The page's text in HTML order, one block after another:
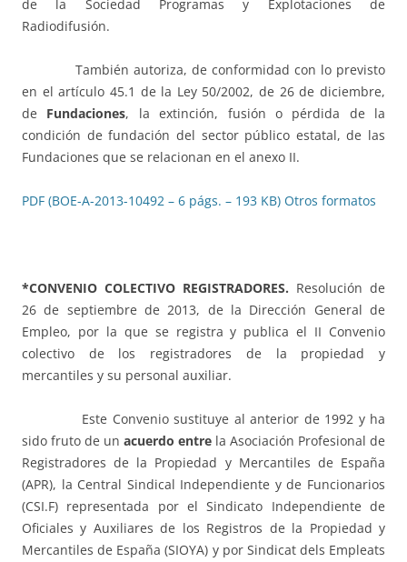
de la Sociedad Programas y Explotaciones de
Radiodifusión.
También autoriza, de conformidad con lo previsto
en el artículo 45.1 de la Ley 50/2002, de 26 de diciembre,
de Fundaciones, la extinción, fusión o pérdida de la
condición de fundación del sector público estatal, de las
Fundaciones que se relacionan en el anexo II.
PDF (BOE-A-2013-10492 – 6 págs. – 193 KB) Otros formatos
*CONVENIO COLECTIVO REGISTRADORES. Resolución de
26 de septiembre de 2013, de la Dirección General de
Empleo, por la que se registra y publica el II Convenio
colectivo de los registradores de la propiedad y
mercantiles y su personal auxiliar.
Este Convenio sustituye al anterior de 1992 y ha
sido fruto de un acuerdo entre la Asociación Profesional de
Registradores de la Propiedad y Mercantiles de España
(APR), la Central Sindical Independiente y de Funcionarios
(CSI.F) representada por el Sindicato Independiente de
Oficiales y Auxiliares de los Registros de la Propiedad y
Mercantiles de España (SIOYA) y por Sindicat dels Empleats